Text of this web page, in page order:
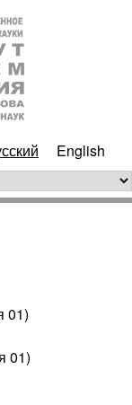
English
01)
01)